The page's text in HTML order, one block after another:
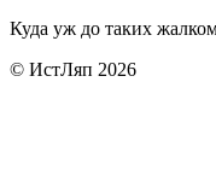
Куда уж до таких
© ИстЛяп 2026